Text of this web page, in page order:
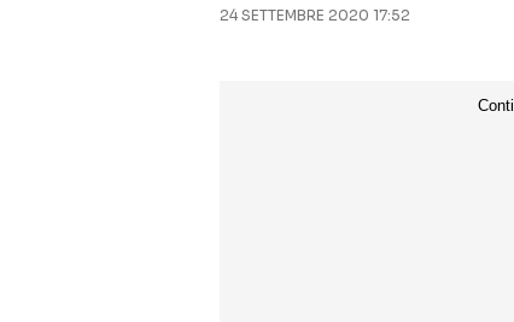
24 SETTEMBRE 2020 17:52